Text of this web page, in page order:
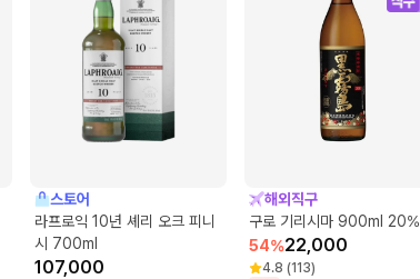
스토어
라프로익 10년 셰리 오크 피니
시 700ml
107,000
해외직구
구로 기리시마 900ml 20%
54%22,000
4.8 (113)